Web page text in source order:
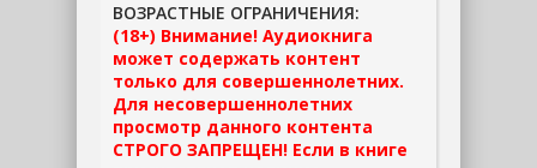
ВОЗРАСТНЫЕ ОГРАНИЧЕНИЯ:
(18+) Внимание! Аудиокнига
может содержать контент
только для совершеннолетних.
Для несовершеннолетних
просмотр данного контента
СТРОГО ЗАПРЕЩЕН! Если в книге